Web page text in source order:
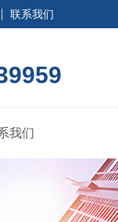
联系我们
我们